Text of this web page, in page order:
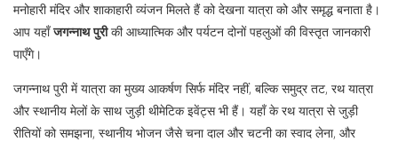
मनोहारी मंदिर और शाकाहारी व्यंजन मिलते हैंको देखना यात्रा को और समृद्ध बनाता है।
आप यहाँजगन्नाथ पुरीकी आध्यात्मिक और पर्यटन दोनों पहलुओं की विस्तृत जानकारी
पाएँगे।
जगन्नाथ पुरी में यात्रा का मुख्य आकर्षण सिर्फ मंदिर नहीं, बल्कि समुद्र तट, रथ यात्रा
और स्थानीय मेलों के साथ जुड़ी थीमेटिक इवेंट्स भी हैं। यहाँ के रथ यात्रा से जुड़ी
रीतियों को समझना, स्थानीय भोजन जैसे चना दाल और चटनी का स्वाद लेना, और